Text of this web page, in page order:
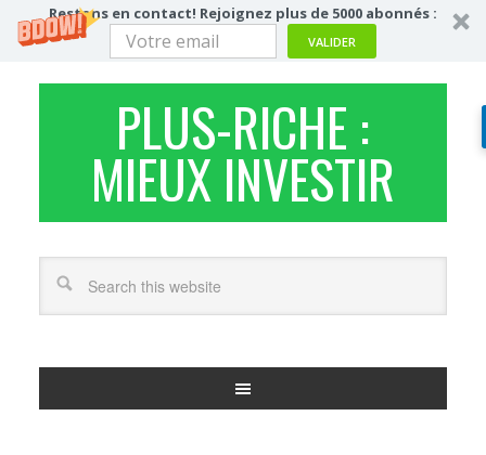
Restons en contact! Rejoignez plus de 5000 abonnés :
VALIDER
PLUS-RICHE :
MIEUX INVESTIR